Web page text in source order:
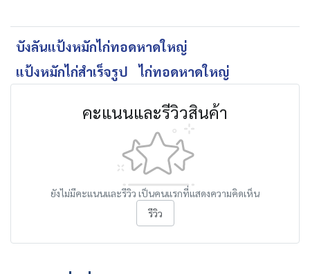
บังลันแป้งหมักไก่ทอดหาดใหญ่
แป้งหมักไก่สำเร็จรูป
ไก่ทอดหาดใหญ่
คะแนนและรีวิวสินค้า
ยังไม่มีคะแนนและรีวิว เป็นคนแรกที่แสดงความคิดเห็น
รีวิว